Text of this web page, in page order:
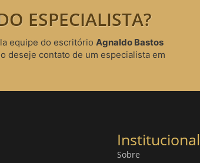
ESPECIALISTA?
equipe do escritório Agnaldo Bastos
deseje contato de um especialista em
Institucional
Sobre